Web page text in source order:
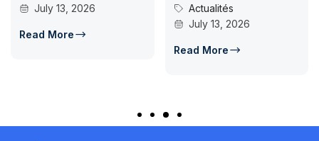
July 13, 2026
Read More
Actualités
July 13, 2026
Read More